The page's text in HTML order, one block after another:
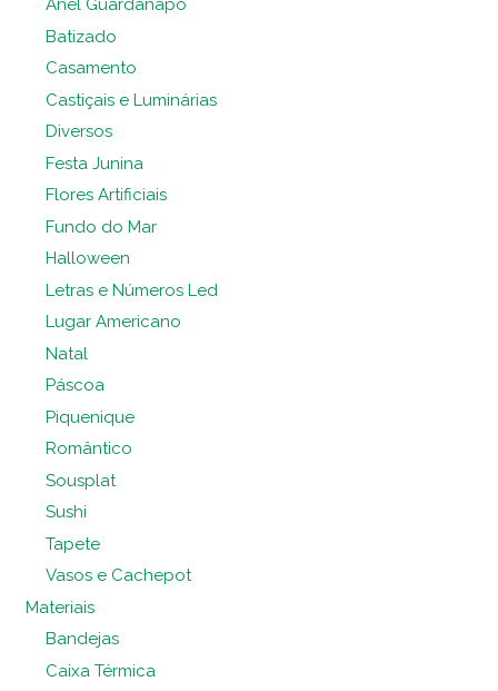
Anel Guardanapo
Batizado
Casamento
Castiçais e Luminárias
Diversos
Festa Junina
Flores Artificiais
Fundo do Mar
Halloween
Letras e Números Led
Lugar Americano
Natal
Páscoa
Piquenique
Romântico
Sousplat
Sushi
Tapete
Vasos e Cachepot
Materiais
Bandejas
Caixa Térmica